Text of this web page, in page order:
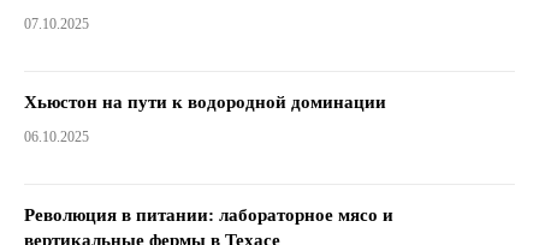
07.10.2025
Хьюстон на пути к водородной доминации
06.10.2025
Революция в питании: лабораторное мясо и
вертикальные фермы в Техасе